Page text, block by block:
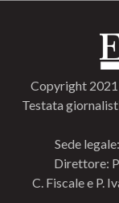
Copyright
Testata
Sede
Direttore:
C. Fiscale e P.